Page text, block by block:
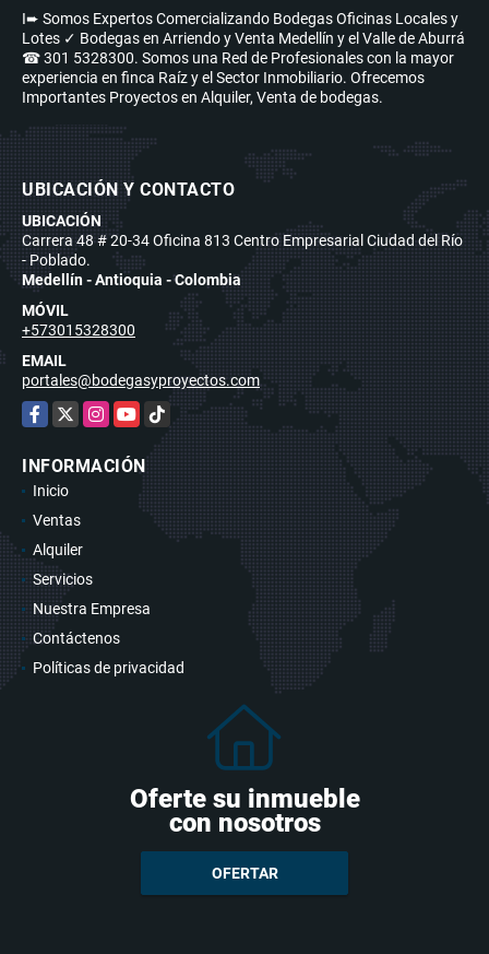
I➨ Somos Expertos Comercializando Bodegas Oficinas Locales y
Lotes ✓ Bodegas en Arriendo y Venta Medellín y el Valle de Aburrá
☎ 301 5328300. Somos una Red de Profesionales con la mayor
experiencia en finca Raíz y el Sector Inmobiliario. Ofrecemos
Importantes Proyectos en Alquiler, Venta de bodegas.
UBICACIÓN Y CONTACTO
UBICACIÓN
Carrera 48 # 20-34 Oficina 813 Centro Empresarial Ciudad del Río
- Poblado.
Medellín - Antioquia - Colombia
MÓVIL
+573015328300
EMAIL
portales@bodegasyproyectos.com
Facebook
X Instagram
YouTubeTikTok
INFORMACIÓN
Inicio
Ventas
Alquiler
Servicios
Nuestra Empresa
Contáctenos
Políticas de privacidad
Oferte su inmueble
con nosotros
OFERTAR